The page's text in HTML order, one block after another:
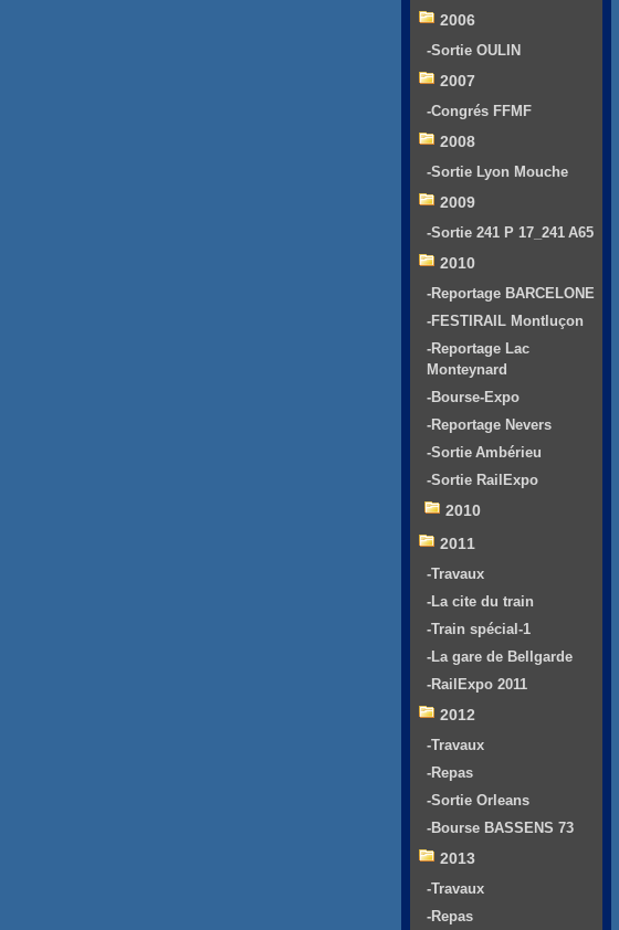
2006
-Sortie OULIN
2007
-Congrés FFMF
2008
-Sortie Lyon Mouche
2009
-Sortie 241 P 17_241 A65
2010
-Reportage BARCELONE
-FESTIRAIL Montluçon
-Reportage Lac
Monteynard
-Bourse-Expo
-Reportage Nevers
-Sortie Ambérieu
-Sortie RailExpo
2010
2011
-Travaux
-La cite du train
-Train spécial-1
-La gare de Bellgarde
-RailExpo 2011
2012
-Travaux
-Repas
-Sortie Orleans
-Bourse BASSENS 73
2013
-Travaux
-Repas